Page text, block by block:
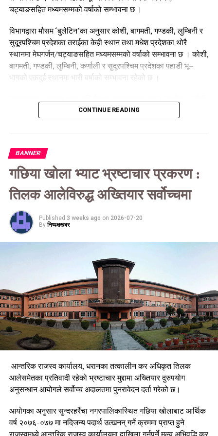
चट्याङसहित मध्यमसम्मको वर्षाको सम्भावना छ ।
विभागद्वारा मौसम ‘बुलेटिन’का अनुसार कोशी, बागमती, गण्डकी, लुम्बिनी र
सुदूरपश्चिम प्रदेशका तराईका केही स्थान तथा मधेश प्रदेशका थोरै
स्थानमा मेघगर्जन/चट्याङसहित मध्यमसम्मको वर्षाको सम्भावना छ । कोशी,
बागमती, गण्डकी, लुम्बिनी, कर्णाली र सुदूरपश्चिम प्रदेशका पहाडी भू–
भागको एकदुई स्थानमा भारी वर्षाको सम्भावना रहेको छ ।
बागमती र गण्डकी प्रदेशका हिमाली भू–भागका केही स्थानमा तथा लुम्बिनी,
चट्याङसहित मध्यमसम्मको वर्षा/हिमपातको सम्भावना छ ।
कोशी, बागमती, गण्डकी र लुम्बिनी प्रदेशका पहाडी र तराई भू–भागका केही
स्थानमा, मधेस प्रदेश तथा कर्णाली पहाडी भू–भागका र सुदूरपश्चिम
प्रदेशका पहाडी र तराई भू–भागका थोरै स्थानमा मेघगर्जन/चट्याङसहित
मध्यमसम्मको वर्षाको सम्भावना रहेको महाशाखाले जनाएको छ । कोशी,
बागमती र गण्डकी प्रदेशका पहाडी र तराई भू–भागका एकदुई स्थानमा भारी
वर्षाको सम्भावना रहेको छ ।
CONTINUE READING
BANNER
गछिया खोला भ्याट भ्रष्टाचार प्रकरण :
तिलक आलेविरुद्ध अख्तियार सर्वोच्चमा
Published 3 weeks ago on 2026-07-20
By निष्पक्षखबर
आन्तरिक राजस्व कार्यालय, धरानका तत्कालीन कर अधिकृत तिलक
आलेसमेतका प्रतिवादी रहेको भ्रष्टाचार मुद्दामा अख्तियार दुरुपयोग
अनुसन्धान आयोगले सर्वोच्च अदालतमा पुनरावेदन दर्ता गरेको छ।
आयोगका अनुसार सुन्दरहरैँचा नगरपालिकास्थित गछिया खोलाबाट आर्थिक
वर्ष २०७६-०७७ मा नदिजन्य पदार्थ उत्खनन् गर्ने क्रममा प्राप्त हुने